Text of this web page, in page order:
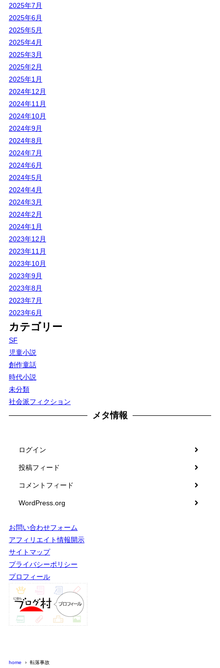
2025年7月
2025年6月
2025年5月
2025年4月
2025年3月
2025年2月
2025年1月
2024年12月
2024年11月
2024年10月
2024年9月
2024年8月
2024年7月
2024年6月
2024年5月
2024年4月
2024年3月
2024年2月
2024年1月
2023年12月
2023年11月
2023年10月
2023年9月
2023年8月
2023年7月
2023年6月
カテゴリー
SF
児童小説
創作童話
時代小説
未分類
社会派フィクション
メタ情報
ログイン
投稿フィード
コメントフィード
WordPress.org
お問い合わせフォーム
アフィリエイト情報開示
サイトマップ
プライバシーポリシー
プロフィール
home 転落事故